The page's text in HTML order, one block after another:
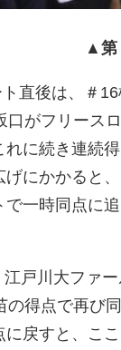
▲ 第
直後は、＃
口がフリース
れに続き連続
げにかかると
で一時同点に
江戸川大ファ
の得点で再び
に戻すと、こ